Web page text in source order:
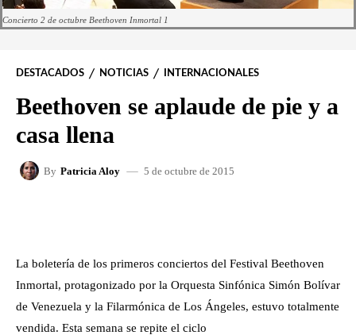
Concierto 2 de octubre Beethoven Inmortal 1
DESTACADOS NOTICIAS INTERNACIONALES
Beethoven se aplaude de pie y a
casa llena
By Patricia Aloy 5 de octubre de 2015
La boletería de los primeros conciertos del Festival Beethoven
Inmortal, protagonizado por la Orquesta Sinfónica Simón Bolívar
de Venezuela y la Filarmónica de Los Ángeles, estuvo totalmente
vendida. Esta semana se repite el ciclo